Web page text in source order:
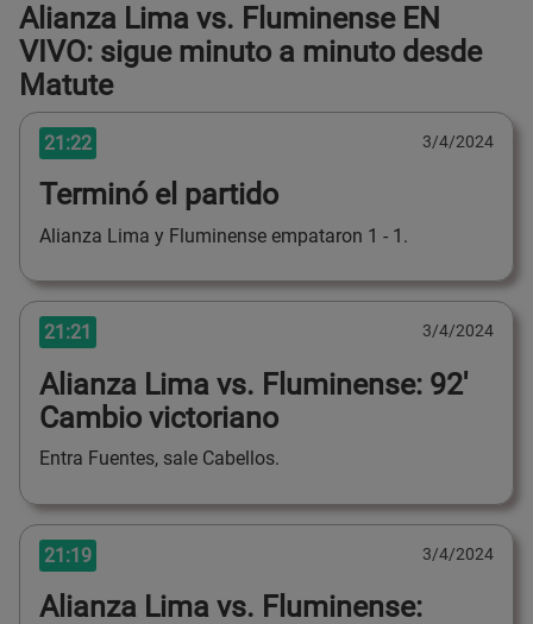
Alianza Lima vs. Fluminense EN
VIVO: sigue minuto a minuto desde
Matute
21:22 3/4/2024
Terminó el partido
Alianza Lima y Fluminense empataron 1 - 1.
21:21 3/4/2024
Alianza Lima vs. Fluminense: 92'
Cambio victoriano
Entra Fuentes, sale Cabellos.
21:19 3/4/2024
Alianza Lima vs. Fluminense: